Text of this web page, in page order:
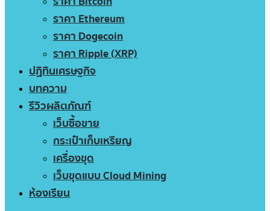
ราคา Ethereum
ราคา Dogecoin
ราคา Ripple (XRP)
ปฏิทินเศรษฐกิจ
บทความ
รีวิวผลิตภัณฑ์
เว็บซื้อขาย
กระเป๋าเก็บเหรียญ
เครื่องขุด
เว็บขุดแบบ Cloud Mining
ห้องเรียน